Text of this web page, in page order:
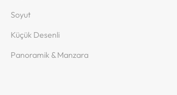
Soyut
Küçük Desenli
Panoramik & Manzara